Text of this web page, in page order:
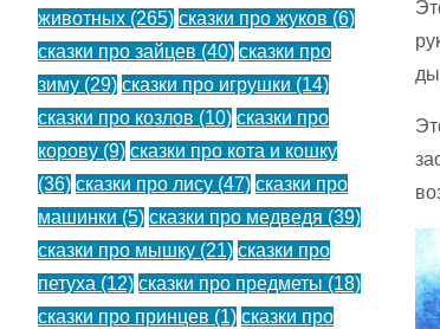
животных (265) сказки про жуков (6)
сказки про зайцев (40) сказки про
зиму (29) сказки про игрушки (14)
сказки про козлов (10) сказки про
корову (9) сказки про кота и кошку
(36) сказки про лису (47) сказки про
машинки (5) сказки про медведя (39)
сказки про мышку (21) сказки про
петуха (12) сказки про предметы (18)
сказки про принцев (1) сказки про